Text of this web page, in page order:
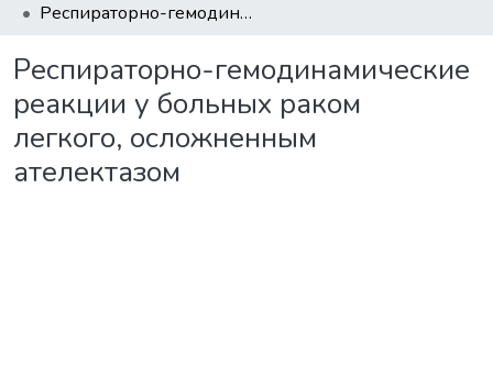
Респираторно-гемодинамические реакции у больных раком легкого, осложненным ателектазом
Респираторно-гемодинамические
реакции у больных раком
легкого, осложненным
ателектазом